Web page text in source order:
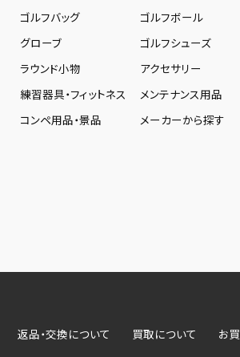
ゴルフバッグ
ゴルフボール
グローブ
ゴルフシューズ
ラウンド小物
アクセサリー
練習器具・フィットネス
メンテナンス用品
コンペ用品・景品
メーカーから探す
返品・交換について 買取について お